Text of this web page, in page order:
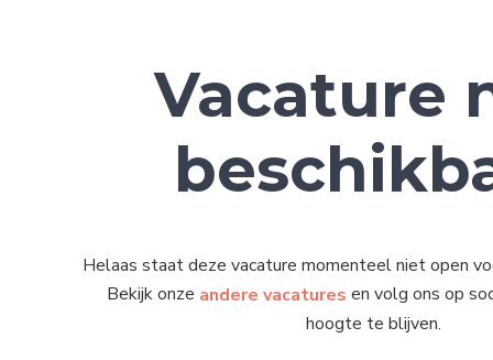
Vacature
Helaas staat deze vacature momenteel niet open
Bekijk onze andere vacatures en volg ons op
hoogte te blijven.